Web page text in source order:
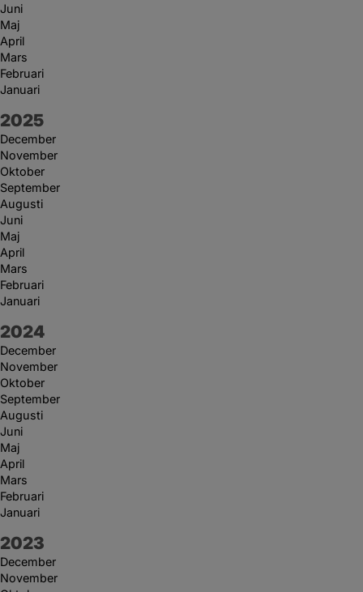
Juni
Maj
April
Mars
Februari
Januari
År:
2025
December
November
Oktober
September
Augusti
Juni
Maj
April
Mars
Februari
Januari
År:
2024
December
November
Oktober
September
Augusti
Juni
Maj
April
Mars
Februari
Januari
År:
2023
December
November